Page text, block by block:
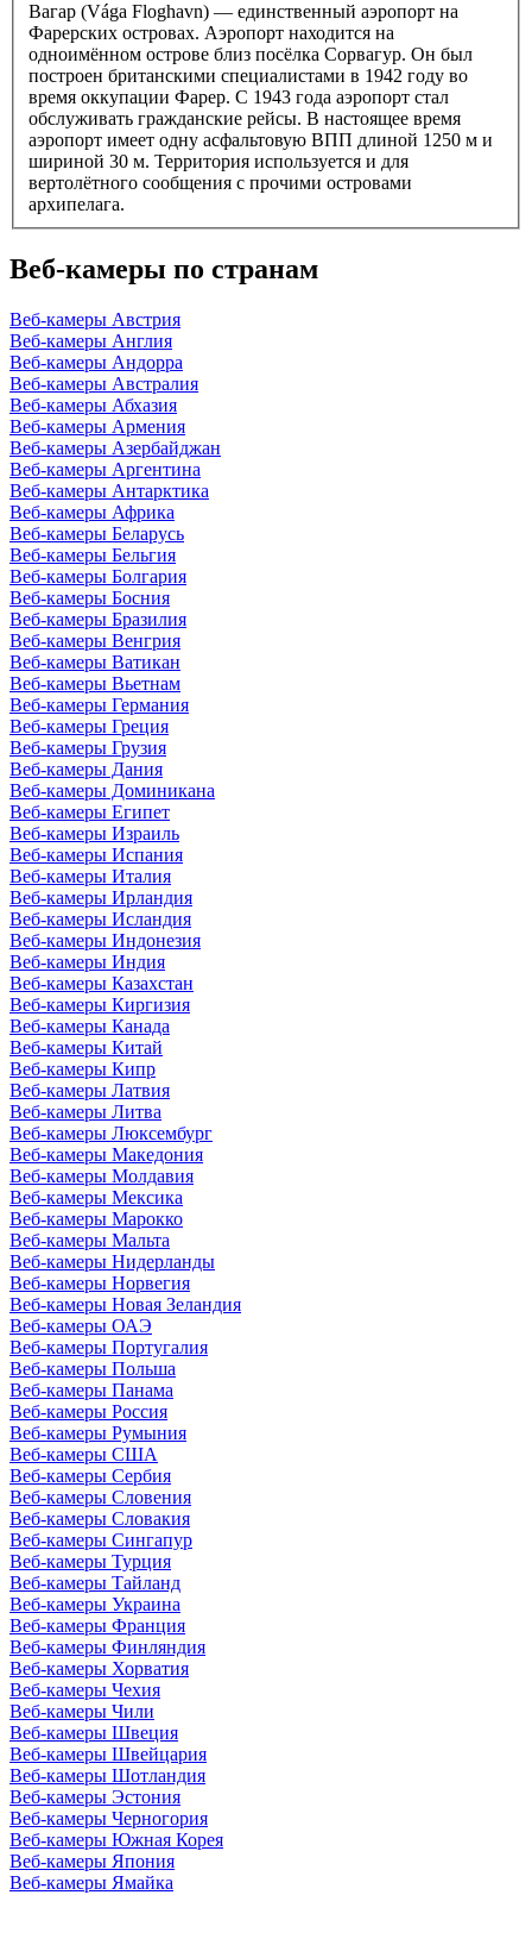
Вагар (Vága Floghavn) — единственный аэропорт на
Фарерских островах. Аэропорт находится на
одноимённом острове близ посёлка Сорвагур. Он был
построен британскими специалистами в 1942 году во
время оккупации Фарер. С 1943 года аэропорт стал
обслуживать гражданские рейсы. В настоящее время
аэропорт имеет одну асфальтовую ВПП длиной 1250 м и
шириной 30 м. Территория используется и для
вертолётного сообщения с прочими островами
архипелага.
Веб-камеры по странам
Веб-камеры Австрия
Веб-камеры Англия
Веб-камеры Андорра
Веб-камеры Австралия
Веб-камеры Абхазия
Веб-камеры Армения
Веб-камеры Азербайджан
Веб-камеры Аргентина
Веб-камеры Антарктика
Веб-камеры Африка
Веб-камеры Беларусь
Веб-камеры Бельгия
Веб-камеры Болгария
Веб-камеры Босния
Веб-камеры Бразилия
Веб-камеры Венгрия
Веб-камеры Ватикан
Веб-камеры Вьетнам
Веб-камеры Германия
Веб-камеры Греция
Веб-камеры Грузия
Веб-камеры Дания
Веб-камеры Доминикана
Веб-камеры Египет
Веб-камеры Израиль
Веб-камеры Испания
Веб-камеры Италия
Веб-камеры Ирландия
Веб-камеры Исландия
Веб-камеры Индонезия
Веб-камеры Индия
Веб-камеры Казахстан
Веб-камеры Киргизия
Веб-камеры Канада
Веб-камеры Китай
Веб-камеры Кипр
Веб-камеры Латвия
Веб-камеры Литва
Веб-камеры Люксембург
Веб-камеры Македония
Веб-камеры Молдавия
Веб-камеры Мексика
Веб-камеры Марокко
Веб-камеры Мальта
Веб-камеры Нидерланды
Веб-камеры Норвегия
Веб-камеры Новая Зеландия
Веб-камеры ОАЭ
Веб-камеры Португалия
Веб-камеры Польша
Веб-камеры Панама
Веб-камеры Россия
Веб-камеры Румыния
Веб-камеры США
Веб-камеры Сербия
Веб-камеры Словения
Веб-камеры Словакия
Веб-камеры Сингапур
Веб-камеры Турция
Веб-камеры Тайланд
Веб-камеры Украина
Веб-камеры Франция
Веб-камеры Финляндия
Веб-камеры Хорватия
Веб-камеры Чехия
Веб-камеры Чили
Веб-камеры Швеция
Веб-камеры Швейцария
Веб-камеры Шотландия
Веб-камеры Эстония
Веб-камеры Черногория
Веб-камеры Южная Корея
Веб-камеры Япония
Веб-камеры Ямайка